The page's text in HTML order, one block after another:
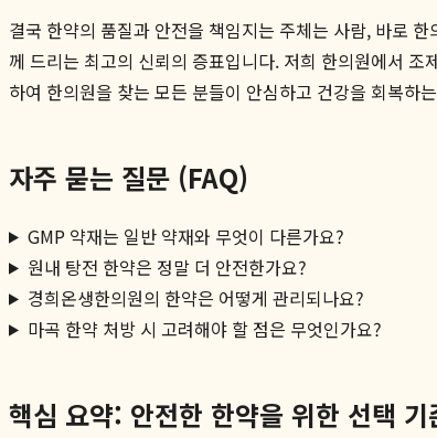
결국 한약의 품질과 안전을 책임지는 주체는 사람, 바로 한
께 드리는 최고의 신뢰의 증표입니다. 저희 한의원에서 조
하여 한의원을 찾는 모든 분들이 안심하고 건강을 회복하
자주 묻는 질문 (FAQ)
GMP 약재는 일반 약재와 무엇이 다른가요?
원내 탕전 한약은 정말 더 안전한가요?
경희온생한의원의 한약은 어떻게 관리되나요?
마곡 한약 처방 시 고려해야 할 점은 무엇인가요?
핵심 요약: 안전한 한약을 위한 선택 기